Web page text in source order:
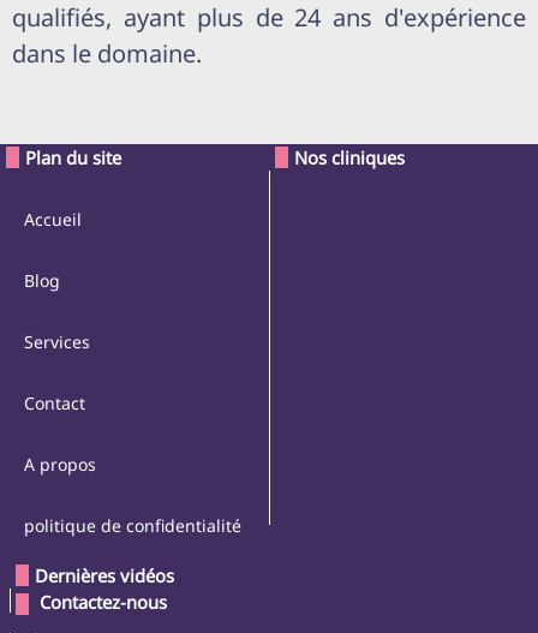
qualifiés, ayant plus de 24 ans d'expérience
dans le domaine.
Plan du site
Accueil
Blog
Services
Contact
A propos
politique de confidentialité
Nos cliniques
Dernières vidéos
Contactez-nous